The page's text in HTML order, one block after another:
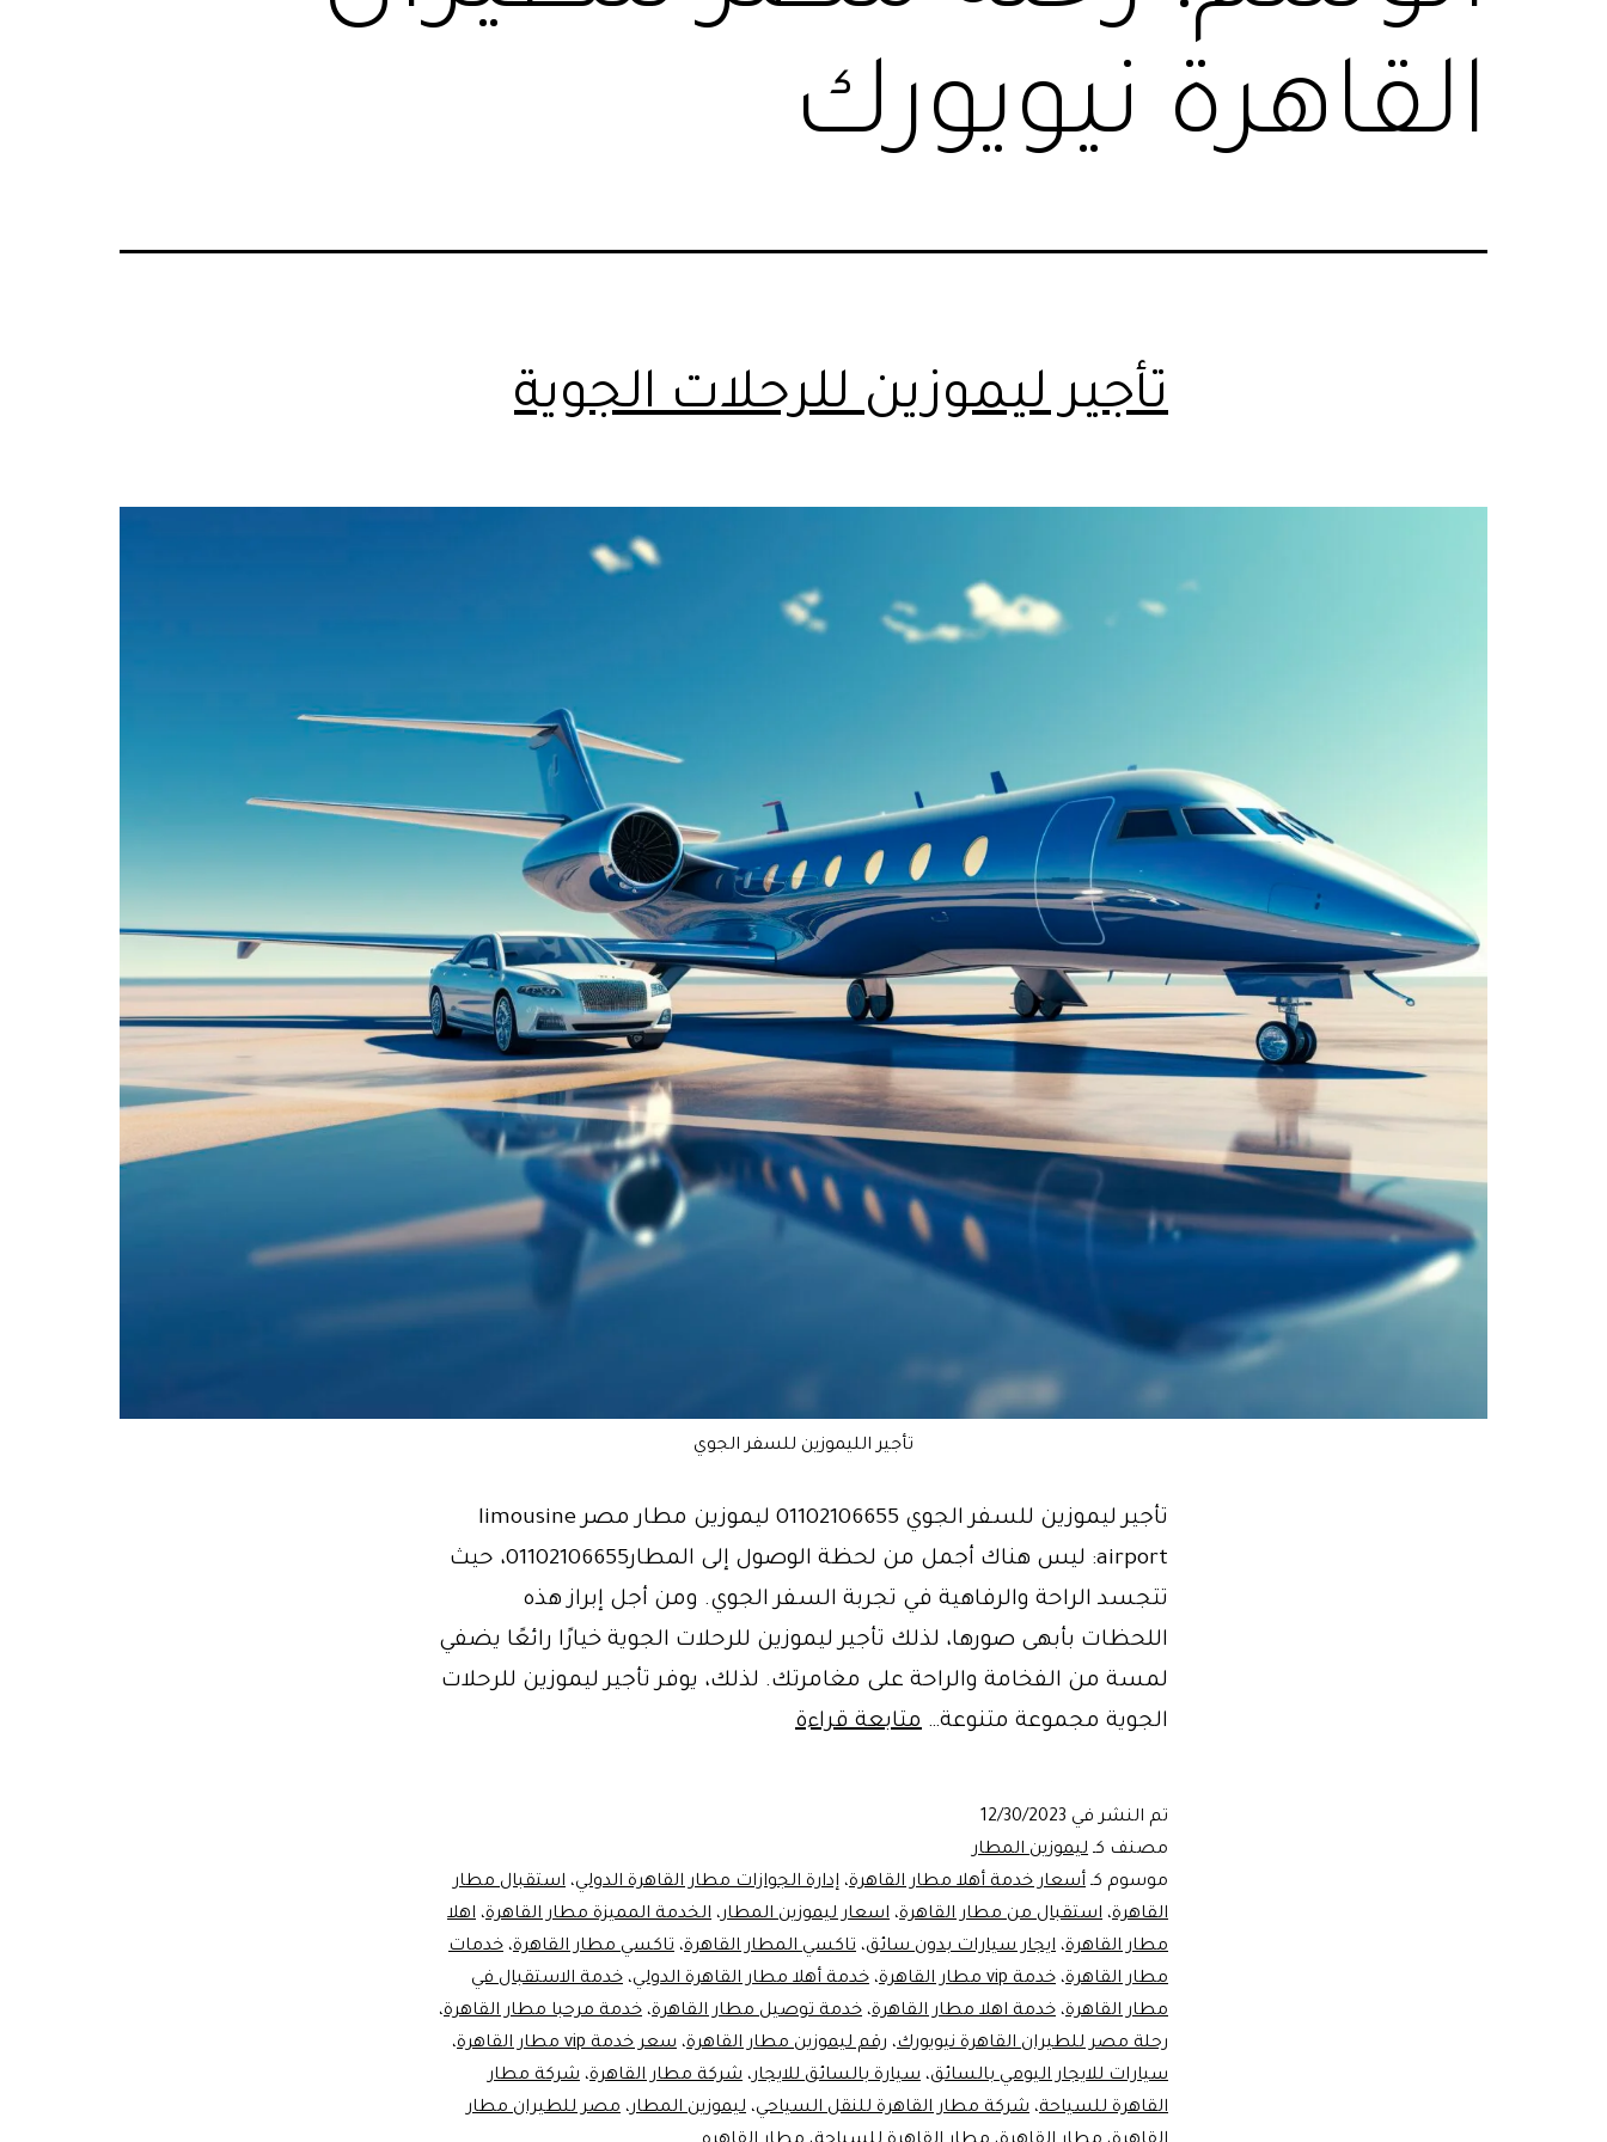
القاهرة نيويورك
تأجير ليموزين للرحلات الجوية
تأجير الليموزين للسفر الجوي
تأجير ليموزين للسفر الجوي 01102106655 ليموزين مطار مصر limousine
airport: ليس هناك أجمل من لحظة الوصول إلى المطار01102106655، حيث
تتجسد الراحة والرفاهية في تجربة السفر الجوي. ومن أجل إبراز هذه
اللحظات بأبهى صورها، لذلك تأجير ليموزين للرحلات الجوية خيارًا رائعًا يضفي
لمسة من الفخامة والراحة على مغامرتك. لذلك، يوفر تأجير ليموزين للرحلات
الجوية مجموعة متنوعة… متابعة قراءة
تم النشر في 12/30/2023
مصنف كـ ليموزين المطار
موسوم كـ أسعار خدمة أهلا مطار القاهرة، إدارة الجوازات مطار القاهرة الدولي، استقبال مطار
القاهرة، استقبال من مطار القاهرة، اسعار ليموزين المطار، الخدمة المميزة مطار القاهرة، اهلا
مطار القاهرة، ايجار سيارات بدون سائق، تاكسي المطار القاهرة، تاكسي مطار القاهرة، خدمات
مطار القاهرة، خدمة vip مطار القاهرة ، خدمة أهلا مطار القاهرة الدولي، خدمة الاستقبال في
مطار القاهرة، خدمة اهلا مطار القاهرة، خدمة توصيل مطار القاهرة، خدمة مرحبا مطار القاهرة،
رحلة مصر للطيران القاهرة نيويورك، رقم ليموزين مطار القاهرة، سعر خدمة vip مطار القاهرة
،
سيارات للايجار اليومي بالسائق، سيارة بالسائق للايجار، شركة مطار القاهرة، شركة مطار
القاهرة للسياحة، شركة مطار القاهرة للنقل السياحي، ليموزين المطار، مصر للطيران مطار